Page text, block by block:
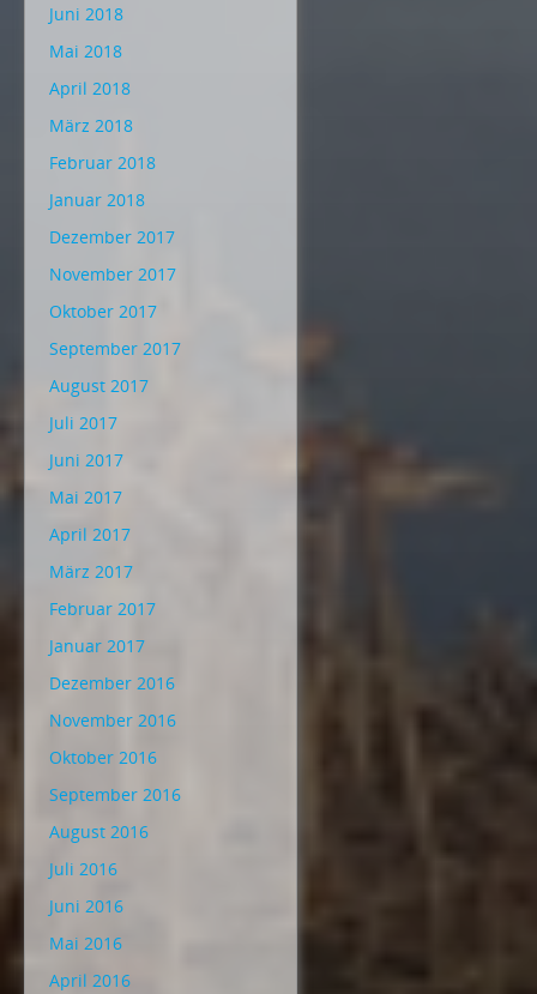
Juni 2018
Mai 2018
April 2018
März 2018
Februar 2018
Januar 2018
Dezember 2017
November 2017
Oktober 2017
September 2017
August 2017
Juli 2017
Juni 2017
Mai 2017
April 2017
März 2017
Februar 2017
Januar 2017
Dezember 2016
November 2016
Oktober 2016
September 2016
August 2016
Juli 2016
Juni 2016
Mai 2016
April 2016